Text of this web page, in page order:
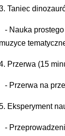
Taniec
- Nauka
Przerwa (15
- Przerwa na
Eksperyment
-